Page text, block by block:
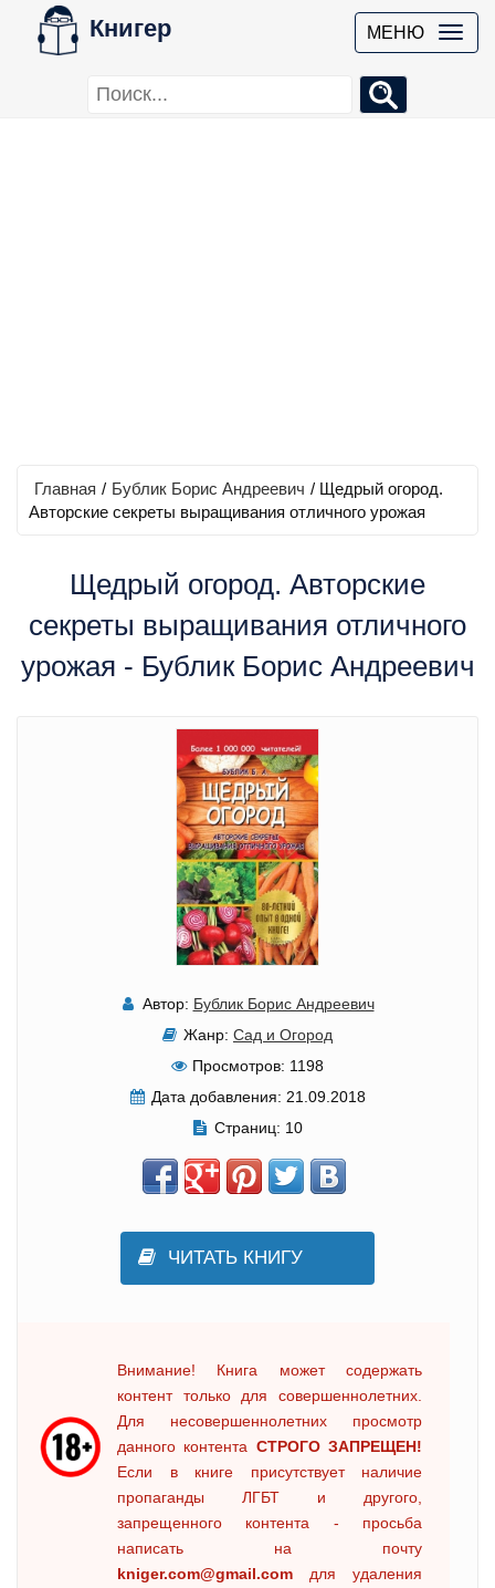
Книгер МЕНЮ
Главная / Бублик Борис Андреевич / Щедрый огород.
Авторские секреты выращивания отличного урожая
Щедрый огород. Авторские
секреты выращивания отличного
урожая - Бублик Борис Андреевич
Автор: Бублик Борис Андреевич
Жанр: Сад и Огород
Просмотров: 1198
Дата добавления: 21.09.2018
Страниц: 10
ЧИТАТЬ КНИГУ
Внимание! Книга может содержать
контент только для совершеннолетних.
Для несовершеннолетних просмотр
данного контента СТРОГО ЗАПРЕЩЕН!
Если в книге присутствует наличие
пропаганды ЛГБТ и другого,
запрещенного контента - просьба
написать на почту
kniger.com@gmail.com для удаления